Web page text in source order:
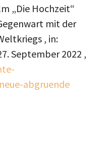
„Die Hochzeit“
mit der
, in:
September 2022 ,
abgruende